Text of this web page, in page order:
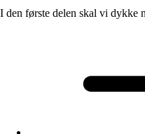
I den første delen skal vi dykke